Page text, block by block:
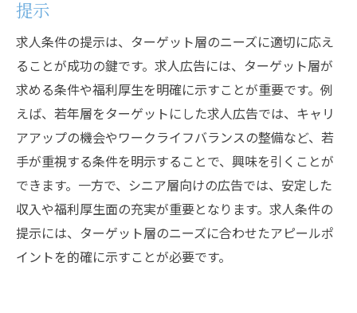
提示
求人条件の提示は、ターゲット層のニーズに適切に応え
ることが成功の鍵です。求人広告には、ターゲット層が
求める条件や福利厚生を明確に示すことが重要です。例
えば、若年層をターゲットにした求人広告では、キャリ
アアップの機会やワークライフバランスの整備など、若
手が重視する条件を明示することで、興味を引くことが
できます。一方で、シニア層向けの広告では、安定した
収入や福利厚生面の充実が重要となります。求人条件の
提示には、ターゲット層のニーズに合わせたアピールポ
イントを的確に示すことが必要です。